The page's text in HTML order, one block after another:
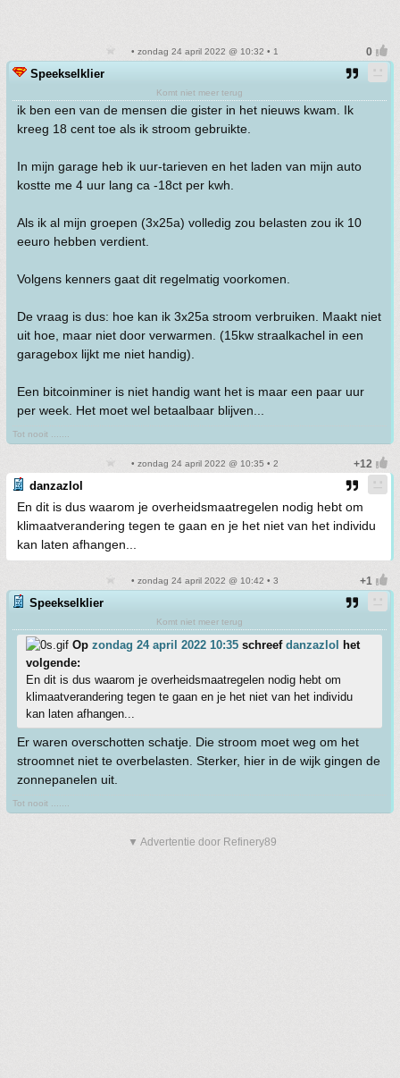
• zondag 24 april 2022 @ 10:32 • 1
Speekselklier
Komt niet meer terug
ik ben een van de mensen die gister in het nieuws kwam. Ik
kreeg 18 cent toe als ik stroom gebruikte.
In mijn garage heb ik uur-tarieven en het laden van mijn auto
kostte me 4 uur lang ca -18ct per kwh.
Als ik al mijn groepen (3x25a) volledig zou belasten zou ik 10
eeuro hebben verdient.
Volgens kenners gaat dit regelmatig voorkomen.
De vraag is dus: hoe kan ik 3x25a stroom verbruiken. Maakt niet
uit hoe, maar niet door verwarmen. (15kw straalkachel in een
garagebox lijkt me niet handig).
Een bitcoinminer is niet handig want het is maar een paar uur
per week. Het moet wel betaalbaar blijven...
Tot nooit .......
• zondag 24 april 2022 @ 10:35 • 2
danzazlol
En dit is dus waarom je overheidsmaatregelen nodig hebt om
klimaatverandering tegen te gaan en je het niet van het individu
kan laten afhangen...
• zondag 24 april 2022 @ 10:42 • 3
Speekselklier
Komt niet meer terug
Op zondag 24 april 2022 10:35 schreef danzazlol
het
volgende:
En dit is dus waarom je overheidsmaatregelen nodig hebt om
klimaatverandering tegen te gaan en je het niet van het individu
kan laten afhangen...
Er waren overschotten schatje. Die stroom moet weg om het
stroomnet niet te overbelasten. Sterker, hier in de wijk gingen de
zonnepanelen uit.
Tot nooit .......
▼ Advertentie door Refinery89